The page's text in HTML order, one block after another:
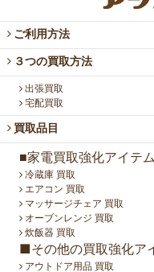
ご利用方法
３つの買取方法
出張買取
宅配買取
買取品目
■家電買取強化アイテム
冷蔵庫 買取
エアコン 買取
マッサージチェア 買取
オーブンレンジ 買取
炊飯器 買取
■その他の買取強化ア
アウトドア用品 買取